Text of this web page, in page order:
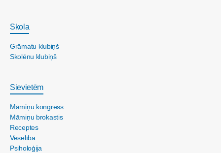
Skola
Grāmatu klubiņš
Skolēnu klubiņš
Sievietēm
Māmiņu kongress
Māmiņu brokastis
Receptes
Veselība
Psiholoģija